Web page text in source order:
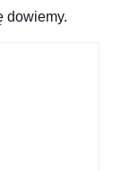
dowiemy.